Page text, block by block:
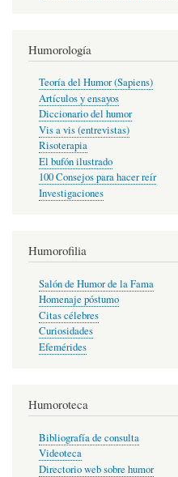
Humorología
Teoría del Humor (Sapiens)
Artículos y ensayos
Diccionario del humor
Vis a vis (entrevistas)
Risoterapia
El bufón ilustrado
100 Consejos para hacer reír
Investigaciones
Humorofilia
Salón de Humor de la Fama
Homenaje póstumo
Citas célebres
Curiosidades
Efemérides
Humoroteca
Bibliografía de consulta
Videoteca
Directorio web sobre humor